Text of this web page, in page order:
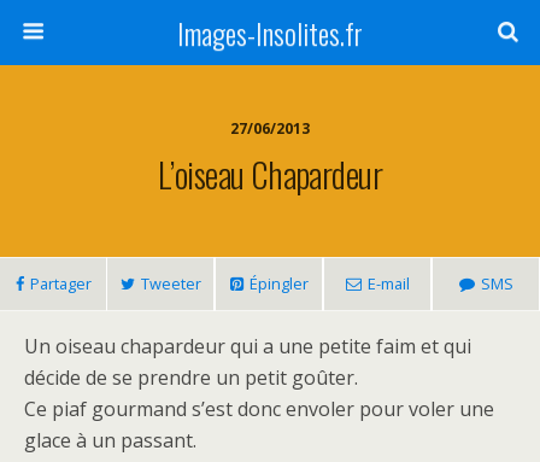
Images-Insolites.fr
27/06/2013
L’oiseau Chapardeur
Partager Tweeter Épingler E-mail SMS
Un oiseau chapardeur qui a une petite faim et qui
décide de se prendre un petit goûter.
Ce piaf gourmand s’est donc envoler pour voler une
glace à un passant.